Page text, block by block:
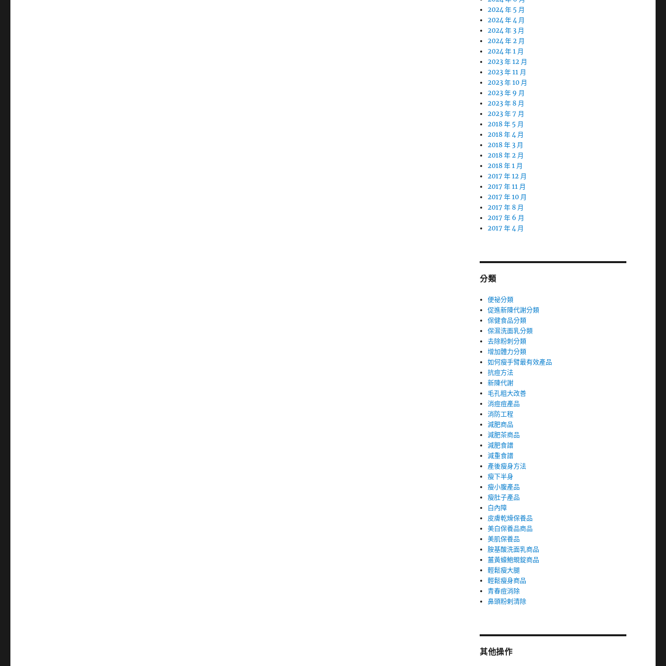
2024 年 5 月
2024 年 4 月
2024 年 3 月
2024 年 2 月
2024 年 1 月
2023 年 12 月
2023 年 11 月
2023 年 10 月
2023 年 9 月
2023 年 8 月
2023 年 7 月
2018 年 5 月
2018 年 4 月
2018 年 3 月
2018 年 2 月
2018 年 1 月
2017 年 12 月
2017 年 11 月
2017 年 10 月
2017 年 8 月
2017 年 6 月
2017 年 4 月
分類
便祕分類
促進新陳代謝分類
保健食品分類
保濕洗面乳分類
去除粉刺分類
增加體力分類
如何瘦手臂最有效產品
抗痘方法
新陳代謝
毛孔粗大改善
消痘痘產品
消防工程
減肥商品
減肥茶商品
減肥食譜
減重食譜
產後瘦身方法
瘦下半身
瘦小腹產品
瘦肚子產品
白內障
皮膚乾燥保養品
美白保養品商品
美肌保養品
胺基酸洗面乳商品
薑黃蠔鮑蜆錠商品
輕鬆瘦大腿
輕鬆瘦身商品
青春痘消除
鼻頭粉剌清除
其他操作